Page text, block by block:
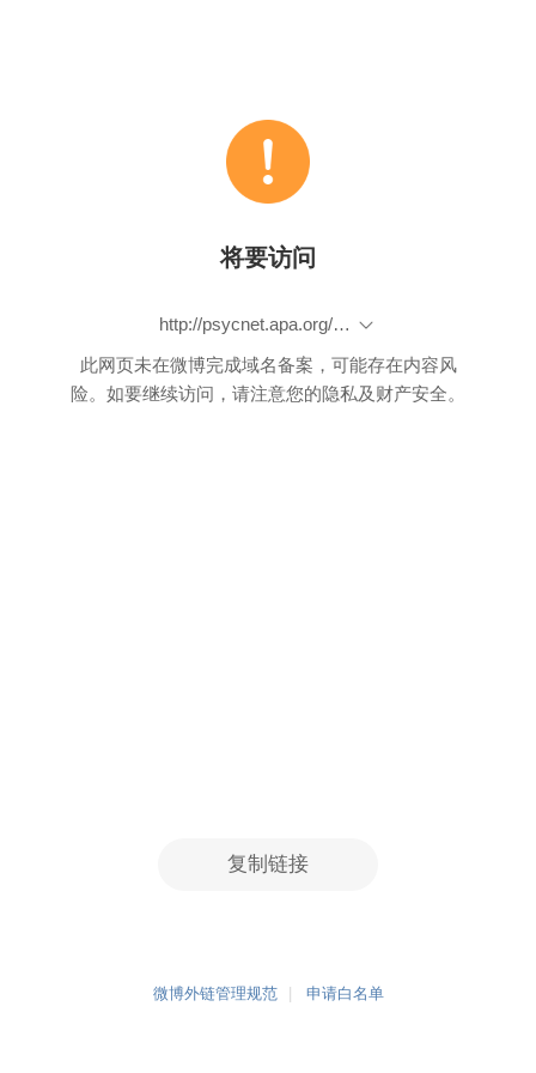
将要访问
http://psycnet.apa.org/psycinfo/2008-14857-004
此网页未在微博完成域名备案，可能存在内容风
险。如要继续访问，请注意您的隐私及财产安全。
复制链接
微博外链管理规范 申请白名单